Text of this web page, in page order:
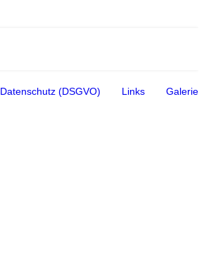
Datenschutz (DSGVO) Links Galerie